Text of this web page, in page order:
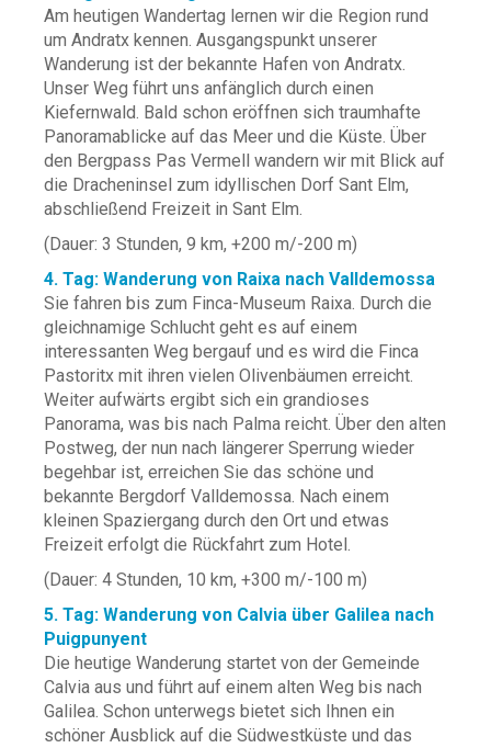
Am heutigen Wandertag lernen wir die Region rund
um Andratx kennen. Ausgangspunkt unserer
Wanderung ist der bekannte Hafen von Andratx.
Unser Weg führt uns anfänglich durch einen
Kiefernwald. Bald schon eröffnen sich traumhafte
Panoramablicke auf das Meer und die Küste. Über
den Bergpass Pas Vermell wandern wir mit Blick auf
die Dracheninsel zum idyllischen Dorf Sant Elm,
abschließend Freizeit in Sant Elm.
(Dauer: 3 Stunden, 9 km, +200 m/-200 m)
4. Tag: Wanderung von Raixa nach Valldemossa
Sie fahren bis zum Finca-Museum Raixa. Durch die
gleichnamige Schlucht geht es auf einem
interessanten Weg bergauf und es wird die Finca
Pastoritx mit ihren vielen Olivenbäumen erreicht.
Weiter aufwärts ergibt sich ein grandioses
Panorama, was bis nach Palma reicht. Über den alten
Postweg, der nun nach längerer Sperrung wieder
begehbar ist, erreichen Sie das schöne und
bekannte Bergdorf Valldemossa. Nach einem
kleinen Spaziergang durch den Ort und etwas
Freizeit erfolgt die Rückfahrt zum Hotel.
(Dauer: 4 Stunden, 10 km, +300 m/-100 m)
5. Tag: Wanderung von Calvia über Galilea nach
Puigpunyent
Die heutige Wanderung startet von der Gemeinde
Calvia aus und führt auf einem alten Weg bis nach
Galilea. Schon unterwegs bietet sich Ihnen ein
schöner Ausblick auf die Südwestküste und das